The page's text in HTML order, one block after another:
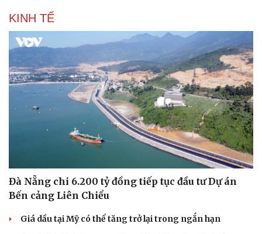
KINH TẾ
Đà Nẵng chi 6.200 tỷ đồng tiếp tục đầu tư Dự án
Bến cảng Liên Chiểu
Giá dầu tại Mỹ có thể tăng trở lại trong ngắn hạn